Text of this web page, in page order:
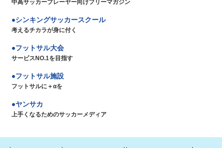
中高サッカープレーヤー向けフリーマガジン
シンキングサッカースクール
考えるチカラが身に付く
フットサル大会
サービスNO.1を目指す
フットサル施設
フットサルに＋αを
ヤンサカ
上手くなるためのサッカーメディア